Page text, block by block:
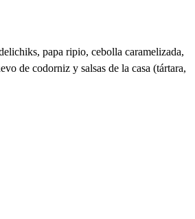
papa ripio, cebolla caramelizada,
de codorniz y salsas de la casa (tártara,